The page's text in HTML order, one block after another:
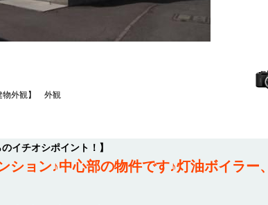
物外観】 外観
イチオシポイント！】
ション♪中心部の物件です♪灯油ボイラー